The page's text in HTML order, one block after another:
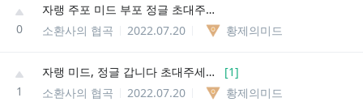
0
자랭 주포 미드 부포 정글 초대주세요.
소환사의 협곡
2022.07.20 황제의미드
1
자랭 미드, 정글 갑니다 초대주세용 본케 플 [1]
소환사의 협곡
2022.07.20 황제의미드